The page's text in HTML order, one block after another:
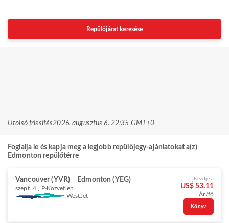
Repülőjárat keresése
Utolsó frissítés2026. augusztus 6. 22:35 GMT+0
Foglalja le és kapja meg a legjobb repülőjegy-ajánlatokat a(z)
Edmonton repülőtérre
Vancouver (YVR) Edmonton (YEG)
szept. 4., P Közvetlen
WestJet
Kezdje a
US$ 53.11
Ár/fő
Könyv